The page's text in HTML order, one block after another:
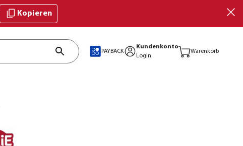
Kopieren
PAYBACK
Kundenkonto
Login
Warenkorb